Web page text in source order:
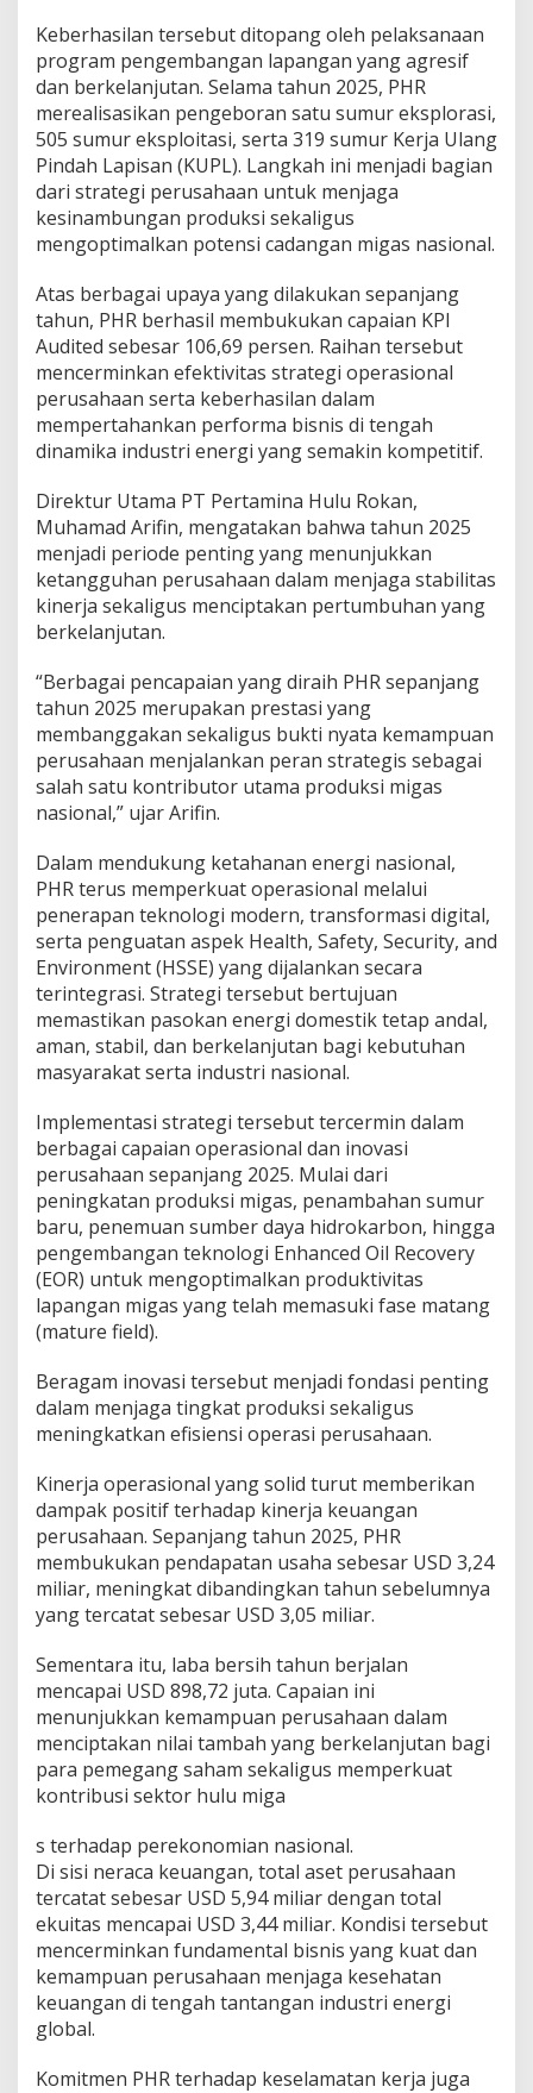
n
a
n
g
2
0
2
5
Keberhasilan tersebut ditopang oleh pelaksanaan
program pengembangan lapangan yang agresif
dan berkelanjutan. Selama tahun 2025, PHR
merealisasikan pengeboran satu sumur eksplorasi,
505 sumur eksploitasi, serta 319 sumur Kerja Ulang
Pindah Lapisan (KUPL). Langkah ini menjadi bagian
dari strategi perusahaan untuk menjaga
kesinambungan produksi sekaligus
mengoptimalkan potensi cadangan migas nasional.
Atas berbagai upaya yang dilakukan sepanjang
tahun, PHR berhasil membukukan capaian KPI
Audited sebesar 106,69 persen. Raihan tersebut
mencerminkan efektivitas strategi operasional
perusahaan serta keberhasilan dalam
mempertahankan performa bisnis di tengah
dinamika industri energi yang semakin kompetitif.
Direktur Utama PT Pertamina Hulu Rokan,
Muhamad Arifin, mengatakan bahwa tahun 2025
menjadi periode penting yang menunjukkan
ketangguhan perusahaan dalam menjaga stabilitas
kinerja sekaligus menciptakan pertumbuhan yang
berkelanjutan.
“Berbagai pencapaian yang diraih PHR sepanjang
tahun 2025 merupakan prestasi yang
membanggakan sekaligus bukti nyata kemampuan
perusahaan menjalankan peran strategis sebagai
salah satu kontributor utama produksi migas
nasional,” ujar Arifin.
Dalam mendukung ketahanan energi nasional,
PHR terus memperkuat operasional melalui
penerapan teknologi modern, transformasi digital,
serta penguatan aspek Health, Safety, Security, and
Environment (HSSE) yang dijalankan secara
terintegrasi. Strategi tersebut bertujuan
memastikan pasokan energi domestik tetap andal,
aman, stabil, dan berkelanjutan bagi kebutuhan
masyarakat serta industri nasional.
Implementasi strategi tersebut tercermin dalam
berbagai capaian operasional dan inovasi
perusahaan sepanjang 2025. Mulai dari
peningkatan produksi migas, penambahan sumur
baru, penemuan sumber daya hidrokarbon, hingga
pengembangan teknologi Enhanced Oil Recovery
(EOR) untuk mengoptimalkan produktivitas
lapangan migas yang telah memasuki fase matang
(mature field).
Beragam inovasi tersebut menjadi fondasi penting
dalam menjaga tingkat produksi sekaligus
meningkatkan efisiensi operasi perusahaan.
Kinerja operasional yang solid turut memberikan
dampak positif terhadap kinerja keuangan
perusahaan. Sepanjang tahun 2025, PHR
membukukan pendapatan usaha sebesar USD 3,24
miliar, meningkat dibandingkan tahun sebelumnya
yang tercatat sebesar USD 3,05 miliar.
Sementara itu, laba bersih tahun berjalan
mencapai USD 898,72 juta. Capaian ini
menunjukkan kemampuan perusahaan dalam
menciptakan nilai tambah yang berkelanjutan bagi
para pemegang saham sekaligus memperkuat
kontribusi sektor hulu miga
s terhadap perekonomian nasional.
Di sisi neraca keuangan, total aset perusahaan
tercatat sebesar USD 5,94 miliar dengan total
ekuitas mencapai USD 3,44 miliar. Kondisi tersebut
mencerminkan fundamental bisnis yang kuat dan
kemampuan perusahaan menjaga kesehatan
keuangan di tengah tantangan industri energi
global.
Komitmen PHR terhadap keselamatan kerja juga